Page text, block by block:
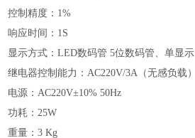
控制精度： 1%
响应时间： 1S
显示方式：LED数码管 5位数码管、单显示
继电器控制能力：AC220V/3A（无感负载）
电源：AC220V±10% 50Hz
功耗：25W
重量：3 Kg